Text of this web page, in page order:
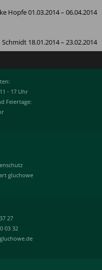
Hopfe 01.03.2014 – 06.04.2014
Schmidt 18.01.2014 – 23.02.2014
- 17 Uhr
Feiertage:
gluchowe
27
03 32